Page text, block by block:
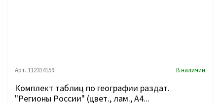
Арт. 112314159 В наличии
Комплект таблиц по географии раздат.
"Регионы России" (цвет., лам., А4...